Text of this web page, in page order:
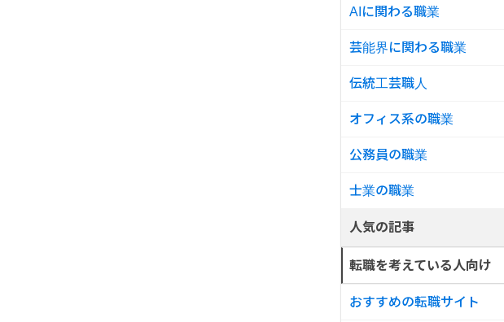
AIに関わる職業
芸能界に関わる職業
伝統工芸職人
オフィス系の職業
公務員の職業
士業の職業
人気の記事
転職を考えている人向け
おすすめの転職サイト